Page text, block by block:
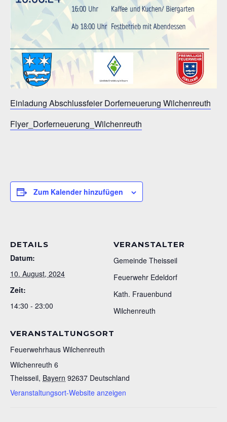
Einladung Abschlussfeier Dorferneuerung Wilchenreuth
Flyer_Dorferneuerung_Wilchenreuth
Zum Kalender hinzufügen
DETAILS
Datum:
10. August, 2024
Zeit:
14:30 - 23:00
VERANSTALTUNGSORT
Feuerwehrhaus Wilchenreuth
Wilchenreuth 6
Theisseil, Bayern 92637 Deutschland
Veranstaltungsort-Website anzeigen
VERANSTALTER
Gemeinde Theisseil
Feuerwehr Edeldorf
Kath. Frauenbund
Wilchenreuth